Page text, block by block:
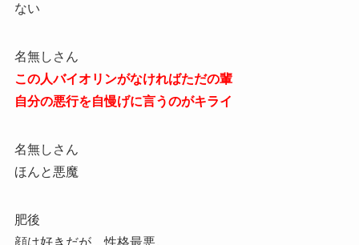
ない
名無しさん
この人バイオリンがなければただの輩
自分の悪行を自慢げに言うのがキライ
名無しさん
ほんと悪魔
肥後
顔は好きだが、性格最悪。